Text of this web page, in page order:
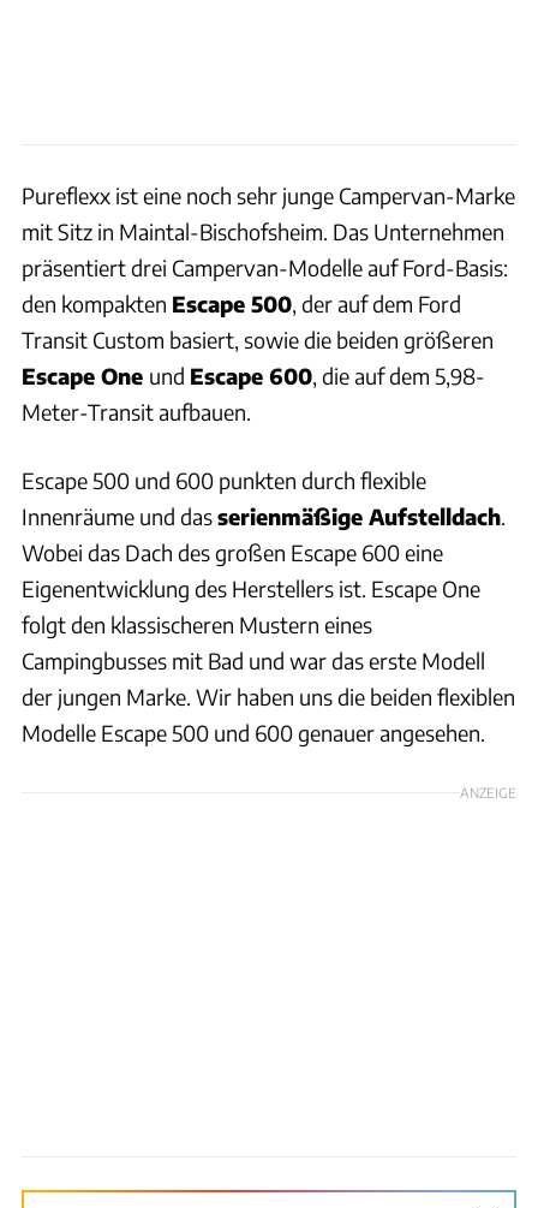
Pureflexx ist eine noch sehr junge Campervan-Marke
mit Sitz in Maintal-Bischofsheim. Das Unternehmen
präsentiert drei Campervan-Modelle auf Ford-Basis:
den kompakten Escape 500, der auf dem Ford
Transit Custom basiert, sowie die beiden größeren
Escape One und Escape 600, die auf dem 5,98-
Meter-Transit aufbauen.
Escape 500 und 600 punkten durch flexible
Innenräume und dasserienmäßige Aufstelldach.
Wobei das Dach des großen Escape 600 eine
Eigenentwicklung des Herstellers ist. Escape One
folgt den klassischeren Mustern eines
Campingbusses mit Bad und war das erste Modell
der jungen Marke. Wir haben uns die beiden flexiblen
Modelle Escape 500 und 600 genauer angesehen.
ANZEIGE